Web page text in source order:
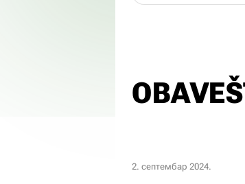
2. септембар 2024.